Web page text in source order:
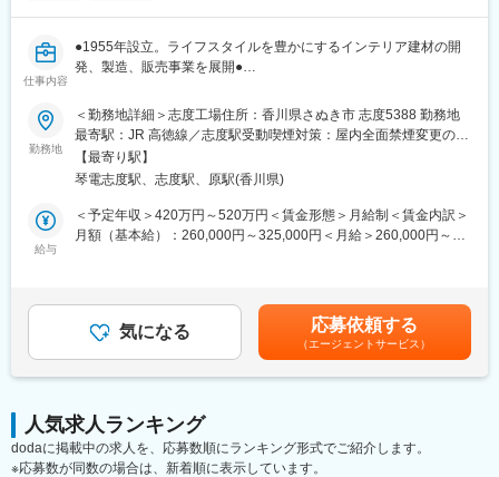
1955年設立。当社では、ライフスタイルを豊かにするインテリア
建材の開発、製造、販売事業を展開しています。原材料の調達か
工場内の生産設備の維持管理や新設備の導入稼動、品質管理の各
種実験なども自社内で完結しています。また、インドネシアにて
植林事業を展開し、地球とインドネシアの環境を保全するエコリ
ングシステムの構築にも注力しています。
■当社の魅力：
当社は、「人々の住空間はもっと快適になる」と信じて、インテ
しています。現在では、インテリア建材のなかでも特に「収納」
の分野において、経営革新に挑戦しています。
仕事内容
●1955年設立。ライフスタイルを豊かにするインテリア建材の開
発、製造、販売事業を展開●
■業務内容：
当社の製造部門において下記業務内容をお任せします。
将来的にはリーダーシップを発揮し、部署間を横断するようなプ
ロジェクトを推進していけるような方を募集しております。
適性に応じて以下業務いずれかをお任せします。
◇工程改善：生産ラインの効率化とリードタイム短縮（重要度
高）
◇品質基準の徹底：不具合削減に向けた取り組み
整も行います。
◎他業界からの転身者が多いため、業界知識のキャッチアップ期
勤務地
＜勤務地詳細＞志度工場住所：香川県さぬき市 志度5388 勤務地
最寄駅：JR 高徳線／志度駅受動喫煙対策：屋内全面禁煙変更の範
囲：全国の当社拠点
【最寄り駅】
琴電志度駅、志度駅、原駅(香川県)
給与
＜予定年収＞420万円～520万円＜賃金形態＞月給制＜賃金内訳＞
月額（基本給）：260,000円～325,000円＜月給＞260,000円～
気になる 応募依頼する
（エージェントサービス）
人気求人ランキング
dodaに掲載中の求人を、応募数順にランキング形式でご紹介します。
※応募数が同数の場合は、新着順に表示しています。